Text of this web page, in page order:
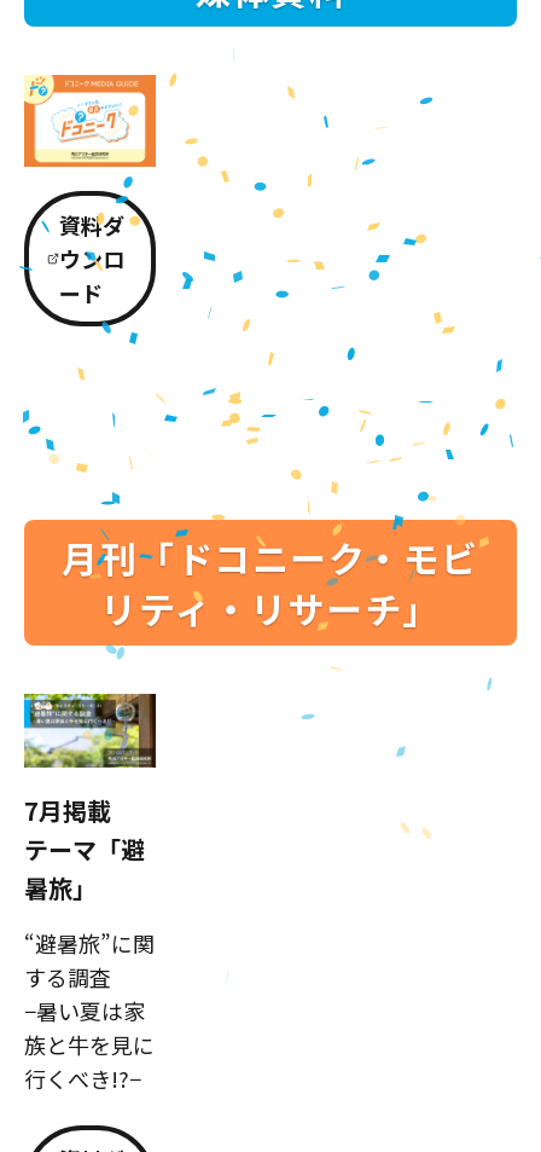
資料ダ
ウンロ
ード
月刊「ドコニーク・モビ
リティ・リサーチ」
7月掲載
テーマ「避
暑旅」
“避暑旅”に関
する調査
−暑い夏は家
族と牛を見に
行くべき!?−